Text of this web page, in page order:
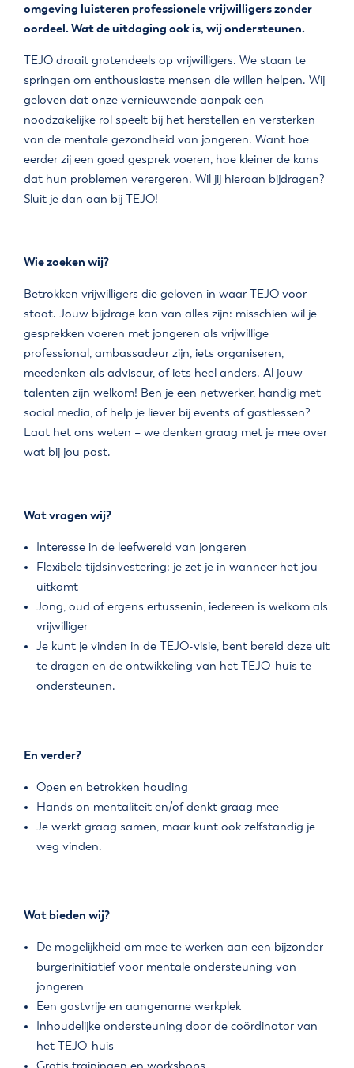
omgeving luisteren professionele vrijwilligers zonder
oordeel. Wat de uitdaging ook is, wij ondersteunen.
TEJO draait grotendeels op vrijwilligers. We staan te
springen om enthousiaste mensen die willen helpen. Wij
geloven dat onze vernieuwende aanpak een
noodzakelijke rol speelt bij het herstellen en versterken
van de mentale gezondheid van jongeren. Want hoe
eerder zij een goed gesprek voeren, hoe kleiner de kans
dat hun problemen verergeren. Wil jij hieraan bijdragen?
Sluit je dan aan bij TEJO!
Wie zoeken wij?
Betrokken vrijwilligers die geloven in waar TEJO voor
staat. Jouw bijdrage kan van alles zijn: misschien wil je
gesprekken voeren met jongeren als vrijwillige
professional, ambassadeur zijn, iets organiseren,
meedenken als adviseur, of iets heel anders. Al jouw
talenten zijn welkom! Ben je een netwerker, handig met
social media, of help je liever bij events of gastlessen?
Laat het ons weten – we denken graag met je mee over
wat bij jou past.
Wat vragen wij?
Interesse in de leefwereld van jongeren
Flexibele tijdsinvestering: je zet je in wanneer het jou
uitkomt
Jong, oud of ergens ertussenin, iedereen is welkom als
vrijwilliger
Je kunt je vinden in de TEJO-visie, bent bereid deze uit
te dragen en de ontwikkeling van het TEJO-huis te
ondersteunen.
En verder?
Open en betrokken houding
Hands on mentaliteit en/of denkt graag mee
Je werkt graag samen, maar kunt ook zelfstandig je
weg vinden.
Wat bieden wij?
De mogelijkheid om mee te werken aan een bijzonder
burgerinitiatief voor mentale ondersteuning van
jongeren
Een gastvrije en aangename werkplek
Inhoudelijke ondersteuning door de coördinator van
het TEJO-huis